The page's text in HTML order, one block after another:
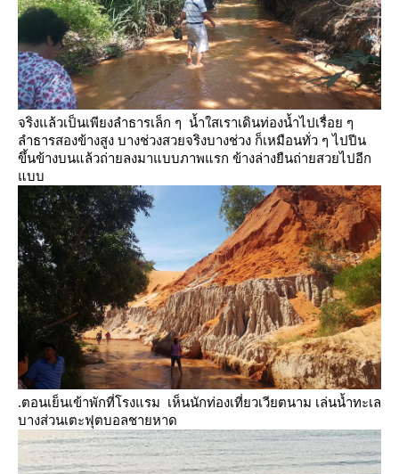
จริงแล้วเป็นเพียงลำธารเล็ก ๆ น้ำใสเราเดินท่องน้ำไปเรื่อย ๆ
ลำธารสองข้างสูง บางช่วงสวยจริงบางช่วง ก็เหมือนทั่ว ๆ ไปปีน
ขึ้นข้างบนแล้วถ่ายลงมาแบบภาพแรก ข้างล่างยืนถ่ายสวยไปอีก
บบ
.ตอนเย็นเข้าพักที่โรงแรม เห็นนักท่องเที่ยวเวียตนาม เล่นน้ำทะเล
บางส่วนเตะฟุตบอลชายหาด